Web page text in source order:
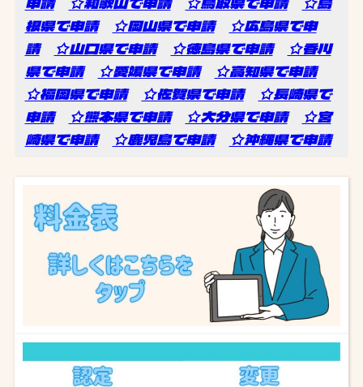
根県で申請
☆岡山県で申請
☆広島県で申
請
☆山口県で申請 ☆徳島県で申請
☆香川
県で申請
☆愛媛県で申請
☆高知県で申請
☆福岡県で申請
☆佐賀県で申請
☆長崎県で
申請
☆熊本県で申請 ☆大分県で申請
☆宮
崎県で申請
☆鹿児島で申請 ☆沖縄県で申請